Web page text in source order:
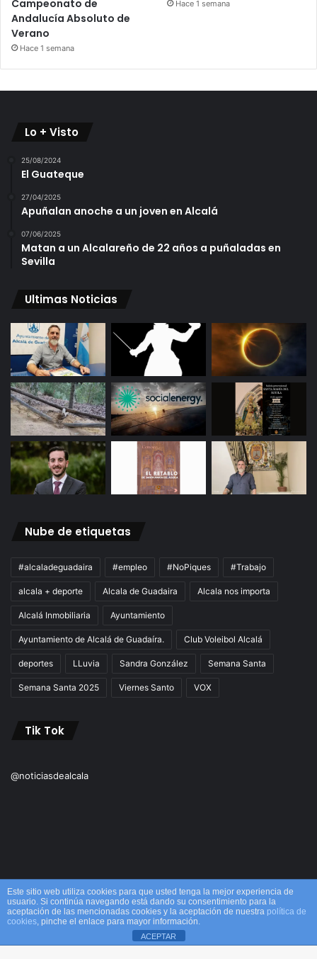
Campeonato de
Andalucía Absoluto de
Verano
Hace 1 semana
Hace 1 semana
Lo + Visto
25/08/2024
El Guateque
27/04/2025
Apuñalan anoche a un joven en Alcalá
07/06/2025
Matan a un Alcalareño de 22 años a puñaladas en
Sevilla
Ultimas Noticias
Nube de etiquetas
#alcaladeguadaira #empleo #NoPiques #Trabajo
alcala + deporte Alcala de Guadaira Alcala nos importa
Alcalá Inmobiliaria Ayuntamiento
Ayuntamiento de Alcalá de Guadaíra. Club Voleibol Alcalá
deportes LLuvia Sandra González Semana Santa
Semana Santa 2025 Viernes Santo VOX
Tik Tok
@noticiasdealcala
© Copyright 2026, Todos los derechos reservados M&M |
Alcalá
Facebook X WhatsApp Telegram Viber
Este sitio web utiliza cookies para que usted tenga la mejor experiencia de
usuario. Si continúa navegando está dando su consentimiento para la
aceptación de las mencionadas cookies y la aceptación de nuestra política de
cookies, pinche el enlace para mayor información.
ACEPTAR